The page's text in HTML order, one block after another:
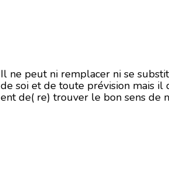
Il ne peut ni remplacer ni se
de soi et de toute prévision mais il
ent de( re) trouver le bon sens de